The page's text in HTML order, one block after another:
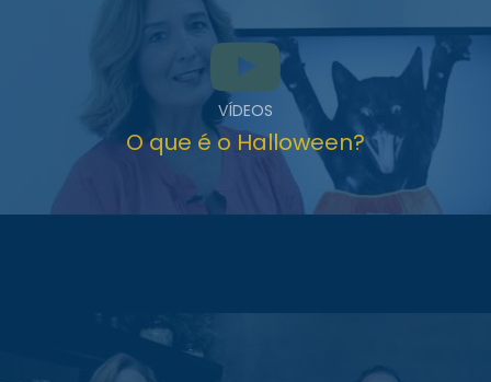
VÍDEOS
O que é o Halloween?